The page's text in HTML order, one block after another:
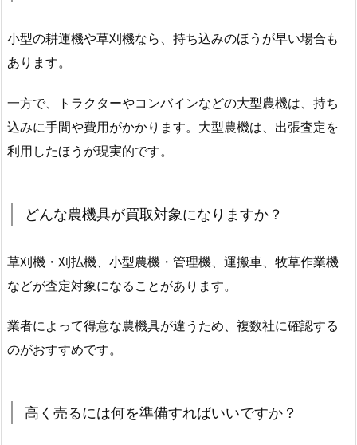
小型の耕運機や草刈機なら、持ち込みのほうが早い場合も
あります。
一方で、トラクターやコンバインなどの大型農機は、持ち
込みに手間や費用がかかります。大型農機は、出張査定を
利用したほうが現実的です。
どんな農機具が買取対象になりますか？
草刈機・刈払機、小型農機・管理機、運搬車、牧草作業機
などが査定対象になることがあります。
業者によって得意な農機具が違うため、複数社に確認する
のがおすすめです。
高く売るには何を準備すればいいですか？